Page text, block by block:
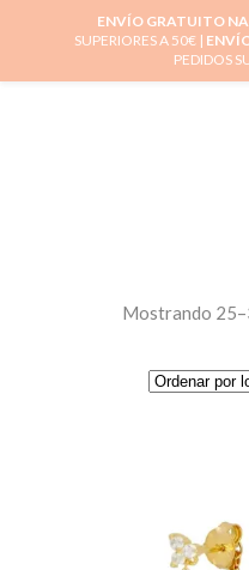
Mostrando
ENVÍO GRATUITO
SUPERIORES A 50€ |
PEDIDOS